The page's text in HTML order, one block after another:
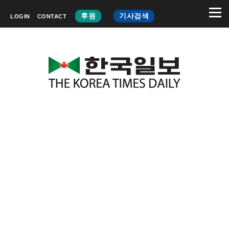
LOGIN CONTACT 후원 기사검색